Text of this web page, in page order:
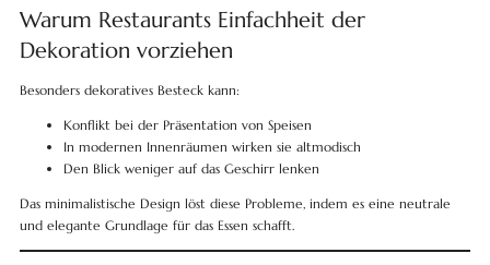
Warum Restaurants Einfachheit der
Dekoration vorziehen
Besonders dekoratives Besteck kann:
Konflikt bei der Präsentation von Speisen
In modernen Innenräumen wirken sie altmodisch
Den Blick weniger auf das Geschirr lenken
Das minimalistische Design löst diese Probleme, indem es eine neutrale
und elegante Grundlage für das Essen schafft.